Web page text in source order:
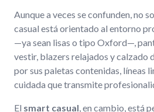
Aunque a veces se confunden, no
casual está orientado al entorno
—ya sean lisas o tipo Oxford—,
vestir, blazers relajados y calzado
por sus paletas contenidas, líneas
cuidada que transmite
El smart casual , en cambio, está